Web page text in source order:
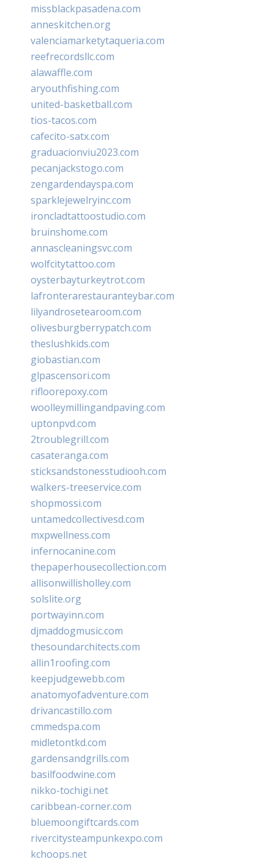
missblackpasadena.com
anneskitchen.org
valenciamarketytaqueria.com
reefrecordsllc.com
alawaffle.com
aryouthfishing.com
united-basketball.com
tios-tacos.com
cafecito-satx.com
graduacionviu2023.com
pecanjackstogo.com
zengardendayspa.com
sparklejewelryinc.com
ironcladtattoostudio.com
bruinshome.com
annascleaningsvc.com
wolfcitytattoo.com
oysterbayturkeytrot.com
lafronterarestauranteybar.com
lilyandrosetearoom.com
olivesburgberrypatch.com
theslushkids.com
giobastian.com
glpascensori.com
rifloorepoxy.com
woolleymillingandpaving.com
uptonpvd.com
2troublegrill.com
casateranga.com
sticksandstonesstudiooh.com
walkers-treeservice.com
shopmossi.com
untamedcollectivesd.com
mxpwellness.com
infernocanine.com
thepaperhousecollection.com
allisonwillisholley.com
solslite.org
portwayinn.com
djmaddogmusic.com
thesoundarchitects.com
allin1roofing.com
keepjudgewebb.com
anatomyofadventure.com
drivancastillo.com
cmmedspa.com
midletontkd.com
gardensandgrills.com
basilfoodwine.com
nikko-tochigi.net
caribbean-corner.com
bluemoongiftcards.com
rivercitysteampunkexpo.com
kchoops.net